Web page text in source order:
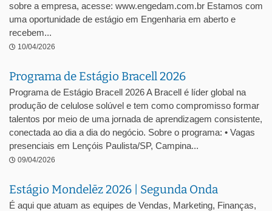
sobre a empresa, acesse: www.engedam.com.br Estamos com
uma oportunidade de estágio em Engenharia em aberto e
recebem...
10/04/2026
Programa de Estágio Bracell 2026
Programa de Estágio Bracell 2026 A Bracell é líder global na
produção de celulose solúvel e tem como compromisso formar
talentos por meio de uma jornada de aprendizagem consistente,
conectada ao dia a dia do negócio. Sobre o programa: • Vagas
presenciais em Lençóis Paulista/SP, Campina...
09/04/2026
Estágio Mondelēz 2026 | Segunda Onda
É aqui que atuam as equipes de Vendas, Marketing, Finanças,